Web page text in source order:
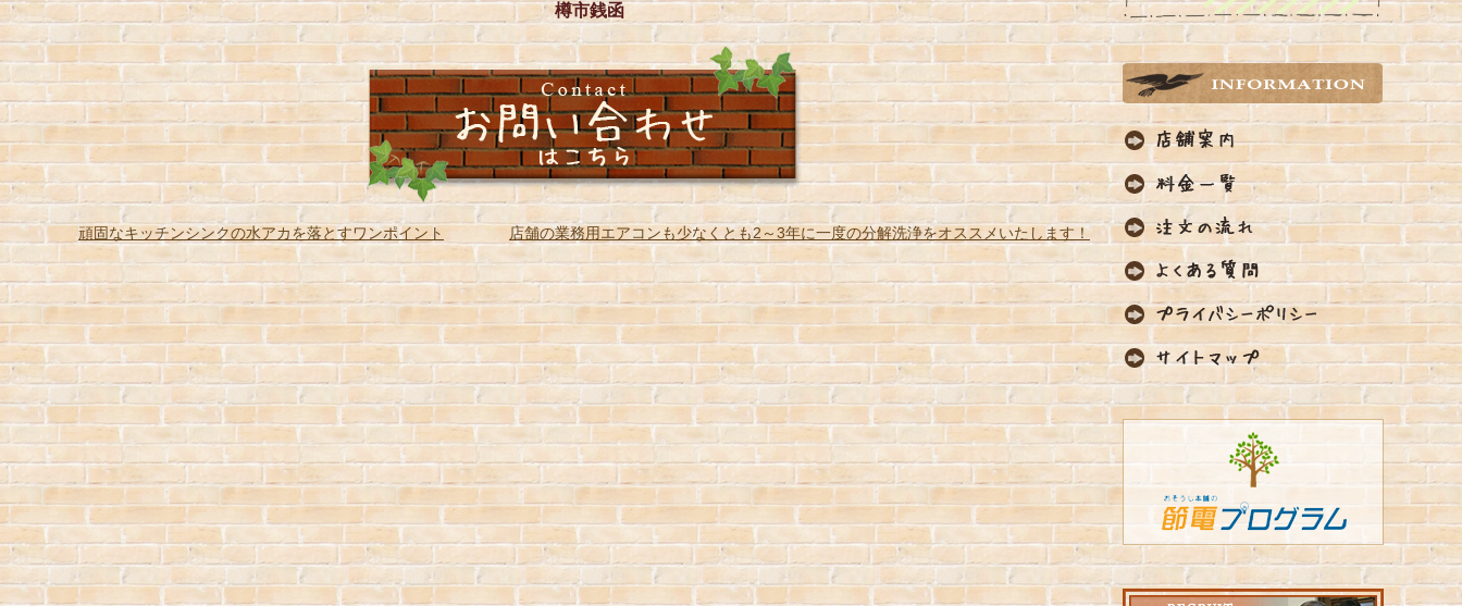
樽市銭函
頑固なキッチンシンクの水アカを落とすワンポイント 店舗の業務用エアコンも少なくとも2～3年に一度の分解洗浄をオススメいたします！